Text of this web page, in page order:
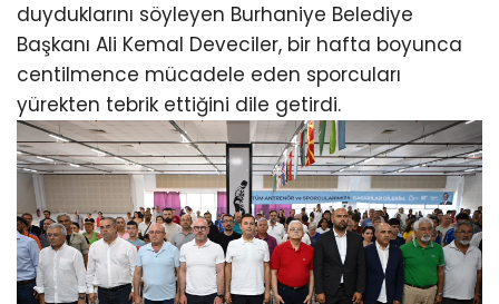
duyduklarını söyleyen Burhaniye Belediye
Başkanı Ali Kemal Deveciler, bir hafta boyunca
centilmence mücadele eden sporcuları
yürekten tebrik ettiğini dile getirdi.